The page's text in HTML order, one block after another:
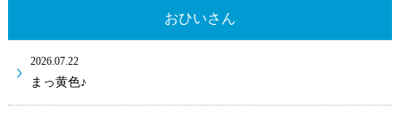
おひいさん
2026.07.22
まっ黄色♪